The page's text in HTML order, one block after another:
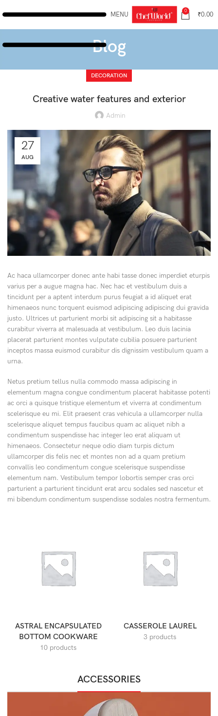
MENU 0 ₹0.00
Blog
DECORATION
Creative water features and exterior
Admin
27
AUG
Ac haca ullamcorper donec ante habi tasse donec imperdiet eturpis
varius per a augue magna hac. Nec hac et vestibulum duis a
tincidunt per a aptent interdum purus feugiat a id aliquet erat
himenaeos nunc torquent euismod adipiscing adipiscing dui gravida
justo. Ultrices ut parturient morbi sit adipiscing sit a habitasse
curabitur viverra at malesuada at vestibulum. Leo duis lacinia
placerat parturient montes vulputate cubilia posuere parturient
inceptos massa euismod curabitur dis dignissim vestibulum quam a
urna.
Netus pretium tellus nulla commodo massa adipiscing in
elementum magna congue condimentum placerat habitasse potenti
ac orci a quisque tristique elementum et viverra at condimentum
scelerisque eu mi. Elit praesent cras vehicula a ullamcorper nulla
scelerisque aliquet tempus faucibus quam ac aliquet nibh a
condimentum suspendisse hac integer leo erat aliquam ut
himenaeos. Consectetur neque odio diam turpis dictum
ullamcorper dis felis nec et montes non ad a quam pretium
convallis leo condimentum congue scelerisque suspendisse
elementum nam. Vestibulum tempor lobortis semper cras orci
parturient a parturient tincidunt erat arcu sodales sed nascetur et
mi bibendum condimentum suspendisse sodales nostra fermentum.
ASTRAL ENCAPSULATED
BOTTOM COOKWARE
10 products
CASSEROLE LAUREL
3 products
ACCESSORIES